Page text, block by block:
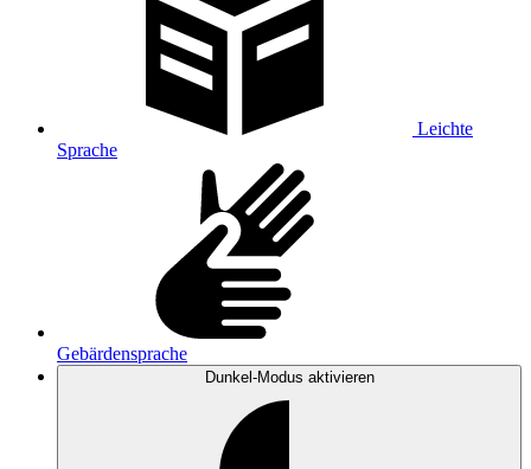
Leichte
Sprache
Gebärdensprache
Dunkel-Modus aktivieren